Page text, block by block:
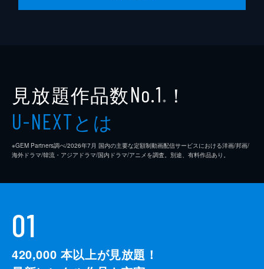
見放題作品数No.1 ※ ！
U-NEXTとは
※GEM Partners調べ/2026年7⽉ 国内の主要な定額制動画配信サービスにおける洋画/邦画/
海外ドラマ/韓流・アジアドラマ/国内ドラマ/アニメを調査。別途、有料作品あり。
01
420,000 本以上が見放題！